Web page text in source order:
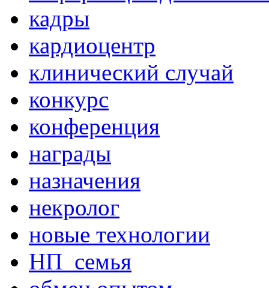
кадры
кардиоцентр
клинический случай
конкурс
конференция
награды
назначения
некролог
новые технологии
НП_семья